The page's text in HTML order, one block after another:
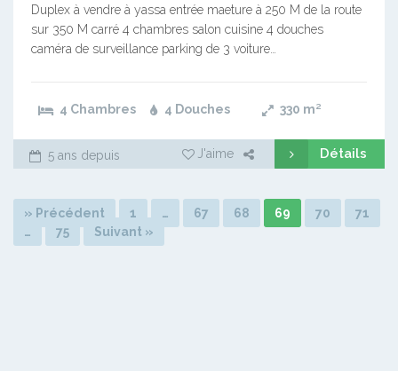
Duplex à vendre à yassa entrée maeture à 250 M de la route
sur 350 M carré 4 chambres salon cuisine 4 douches
caméra de surveillance parking de 3 voiture…
4 Chambres 4 Douches 330 m²
5 ans depuis J'aime Détails
» Précédent 1 … 67 68 69 70
71
…
75 Suivant »